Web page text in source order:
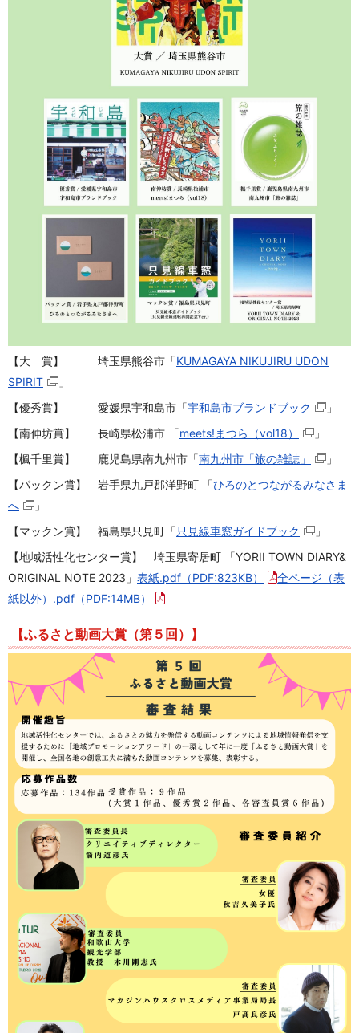
【大 賞】 埼玉県熊谷市「KUMAGAYA NIKUJIRU UDON
SPIRIT
」
【優秀賞】 愛媛県宇和島市「宇和島市ブランドブック
」
【南伸坊賞】 長崎県松浦市 「meets!まつら（vol18）
」
【楓千里賞】
鹿児島県南九州市 「南九州市「旅の雑誌」
」
【パックン賞】 岩手県九戸郡洋野町 「ひろのとつながるみなさま
へ
」
【マックン賞】 福島県只見町 「只見線車窓ガイドブック
」
【地域活性化センター賞】 埼玉県寄居町
「YORII TOWN DIARY&
ORIGINAL NOTE 2023 」 表紙.pdf （PDF:823KB）
全ページ（表
紙以外）.pdf （PDF:14MB）
【ふるさと動画大賞（第５回）】